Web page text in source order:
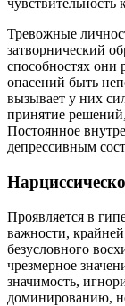
Тревожные
затворнический
способностях они
опасений быть
вызывает у них
принятие
Постоянное
депрессивным
Проявляется в
важности,
безусловного
чрезмерное
значимость,
доминированию,